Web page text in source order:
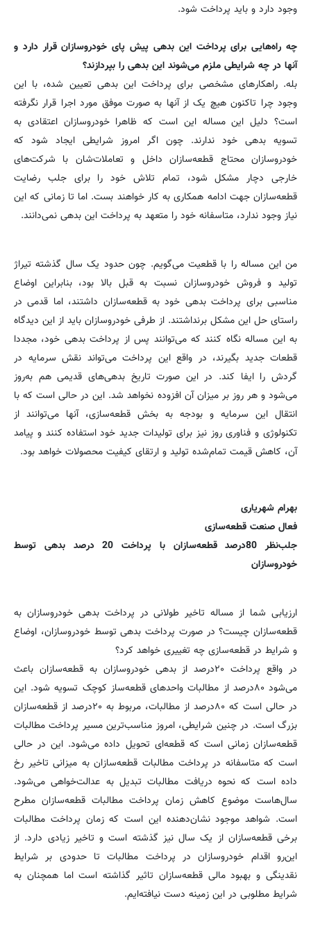
وجود دارد و باید پرداخت شود.
چه راه‌هایی برای پرداخت این بدهی پیش پای خودروسازان قرار دارد و
آنها در چه شرایطی ملزم می‌شوند این بدهی را بپردازند؟
بله. راهکارهای مشخصی برای پرداخت این بدهی تعیین شده، با این
وجود چرا تاکنون هیچ یک از آنها به صورت موفق مورد اجرا قرار نگرفته
است؟ دلیل این مساله این است که ظاهرا خودروسازان اعتقادی به
تسویه بدهی خود ندارند. چون اگر امروز شرایطی ایجاد شود که
خودروسازان محتاج قطعه‌سازان داخل و تعاملات‌شان با شرکت‌های
خارجی دچار مشکل شود، تمام تلاش خود را برای جلب رضایت
قطعه‌سازان جهت ادامه همکاری به کار خواهند بست. اما تا زمانی که این
نیاز وجود ندارد، متاسفانه خود را متعهد به پرداخت این بدهی نمی‌دانند.
من این مساله را با قطعیت می‌گویم. چون حدود یک سال گذشته تیراژ
تولید و فروش خودروسازان نسبت به قبل بالا بود، بنابراین اوضاع
مناسبی برای پرداخت بدهی خود به قطعه‌سازان داشتند، اما قدمی در
راستای حل این مشکل برنداشتند. از طرفی خودروسازان باید از این دیدگاه
به این مساله نگاه کنند که می‌توانند پس از پرداخت بدهی خود، مجددا
قطعات جدید بگیرند، در واقع این پرداخت می‌تواند نقش سرمایه در
گردش را ایفا کند. در این صورت تاریخ بدهی‌های قدیمی هم به‌روز
می‌شود و هر روز بر میزان آن افزوده نخواهد شد. این در حالی است که با
انتقال این سرمایه و بودجه به بخش قطعه‌سازی، آنها می‌توانند از
تکنولوژی و فناوری روز نیز برای تولیدات جدید خود استفاده کنند و پیامد
آن، کاهش قیمت تمام‌شده تولید و ارتقای کیفیت محصولات خواهد بود.
بهرام شهریاری
فعال صنعت قطعه‌سازی
جلب‌نظر 80‌درصد قطعه‌سازان با پرداخت 20 درصد بدهی توسط
خودروسازان
ارزیابی شما از مساله تاخیر طولانی در پرداخت بدهی خودروسازان به
قطعه‌سازان چیست؟ در صورت پرداخت بدهی توسط خودروسازان، اوضاع
و شرایط در قطعه‌سازی چه تغییری خواهد کرد؟
در واقع پرداخت ۲۰درصد از بدهی خودروسازان به قطعه‌سازان باعث
می‌شود ۸۰درصد از مطالبات واحدهای قطعه‌ساز کوچک تسویه شود. این
در حالی است که ۸۰درصد از مطالبات، مربوط به ۲۰درصد از قطعه‌سازان
بزرگ است. در چنین شرایطی، امروز مناسب‌ترین مسیر پرداخت مطالبات
قطعه‌سازان زمانی است که قطعه‌ای تحویل داده می‌شود. این در حالی
است که متاسفانه در پرداخت مطالبات قطعه‌سازان به میزانی تاخیر رخ
داده است که نحوه دریافت مطالبات تبدیل به عدالت‌خواهی می‌شود.
سال‌هاست موضوع کاهش زمان پرداخت مطالبات قطعه‌سازان مطرح
است. شواهد موجود نشان‌دهنده این است که زمان پرداخت مطالبات
برخی قطعه‌سازان از یک سال نیز گذشته است و تاخیر زیادی دارد. از
این‌رو اقدام خودروسازان در پرداخت مطالبات تا حدودی بر شرایط
نقدینگی و بهبود مالی قطعه‌سازان تاثیر گذاشته است اما همچنان به
شرایط مطلوبی در این زمینه دست نیافته‌ایم.